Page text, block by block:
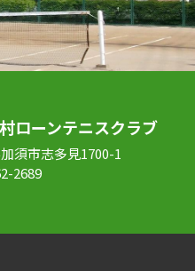
ローンテニスクラブ
須市志多見1700-1
2689